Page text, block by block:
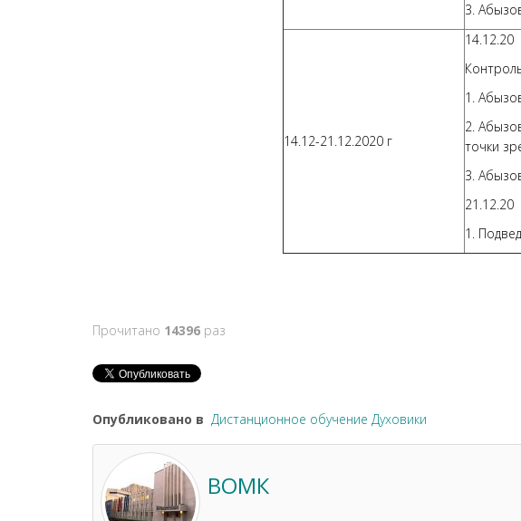
3.
14.12-21.12.2020 г
14.12.20
1.
2.
точки
3.
21.12.20
1.
Прочитано 14396 раз
Опубликовано в Дистанционное обучение Духовики
ВОМК